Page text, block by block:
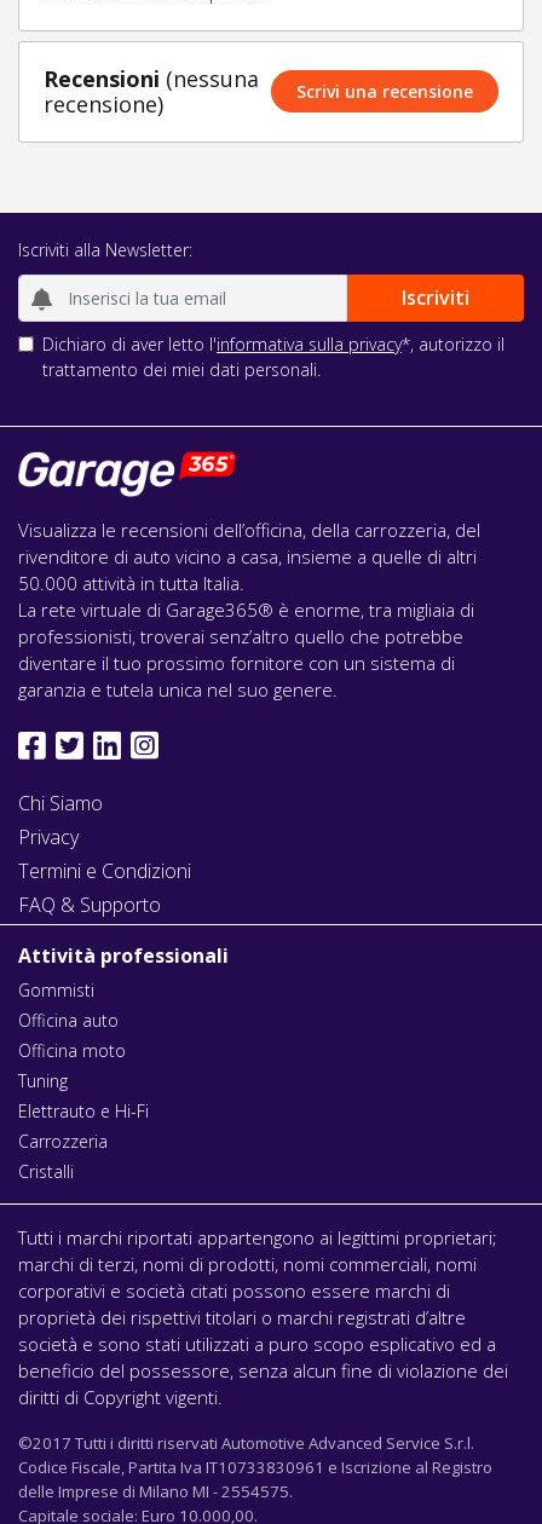
Recensioni (nessuna
recensione)
Scrivi una recensione
Iscriviti alla Newsletter:
Dichiaro di aver letto l'informativa sulla privacy*, autorizzo il
trattamento dei miei dati personali.
Visualizza le recensioni dell’officina, della carrozzeria, del
rivenditore di auto vicino a casa, insieme a quelle di altri
50.000 attività in tutta Italia.
La rete virtuale di Garage365® è enorme, tra migliaia di
professionisti, troverai senz’altro quello che potrebbe
diventare il tuo prossimo fornitore con un sistema di
garanzia e tutela unica nel suo genere.
Chi Siamo
Privacy
Termini e Condizioni
FAQ & Supporto
Attività professionali
Gommisti
Officina auto
Officina moto
Tuning
Elettrauto e Hi-Fi
Carrozzeria
Cristalli
Tutti i marchi riportati appartengono ai legittimi proprietari;
marchi di terzi, nomi di prodotti, nomi commerciali, nomi
corporativi e società citati possono essere marchi di
proprietà dei rispettivi titolari o marchi registrati d’altre
società e sono stati utilizzati a puro scopo esplicativo ed a
beneficio del possessore, senza alcun fine di violazione dei
diritti di Copyright vigenti.
©2017 Tutti i diritti riservati Automotive Advanced Service S.r.l.
Codice Fiscale, Partita Iva IT10733830961 e Iscrizione al Registro
delle Imprese di Milano MI - 2554575.
Capitale sociale: Euro 10.000,00.